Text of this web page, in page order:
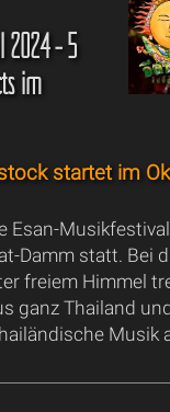
2024 - 5
im
startet im
Esan-
Damm statt. Bei
freiem Himmel
ganz Thailand
Musik